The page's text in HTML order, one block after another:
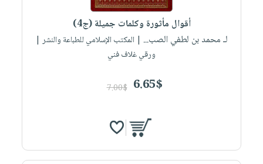
أقوال مأثورة وكلمات جميلة (ج4)
لـ محمد بن لطفي الصب... | المكتب الإسلامي للطباعة والنشر |
ورقي غلاف فني
6.65$
7.00$